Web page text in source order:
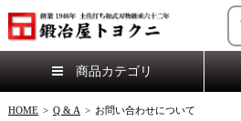
商品カテゴリ
HOME > Q & A > お問い合わせについて